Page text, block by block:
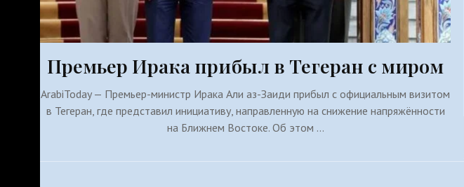
Премьер Ирака прибыл в Тегеран с миром
ArabiToday — Премьер-министр Ирака Али аз-Заиди прибыл с официальным визитом
в Тегеран, где представил инициативу, направленную на снижение напряжённости
на Ближнем Востоке. Об этом …